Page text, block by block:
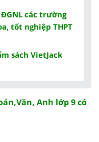
các trường
tốt nghiệp THPT
sách VietJack
Anh lớp 9 có